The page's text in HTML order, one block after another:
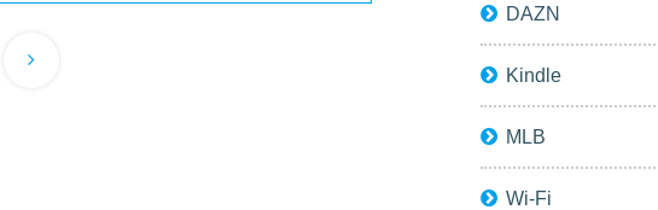
次
DAZN
Kindle
MLB
Wi-Fi